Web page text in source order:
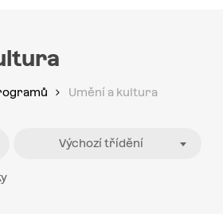
Umění a kultura
Výchozí třídění